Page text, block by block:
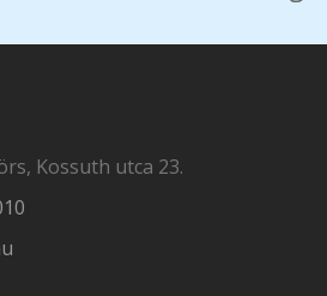
Kossuth utca 23.